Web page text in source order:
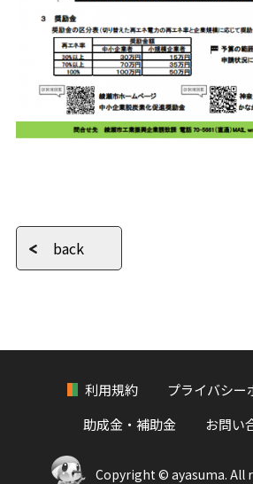
back
利用規約
プライバシー
助成金・補助金
お問い
Copyright © ayasuma. All